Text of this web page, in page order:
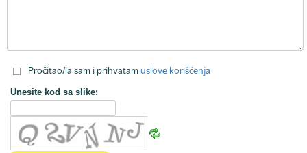
Pročitao/la sam i prihvatam uslove korišćenja
Unesite kod sa slike: